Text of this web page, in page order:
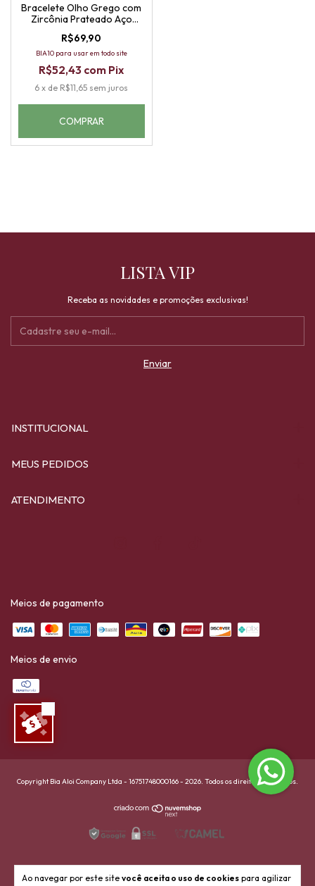
Ao navegar por este site você aceita o uso de cookies para agilizar
Bracelete Olho Grego com
Zircônia Prateado Aço
Inoxidável
R$69,90
BIA10 para usar em todo site
R$52,43 com Pix
6 x de R$11,65 sem juros
LISTA VIP
Receba as novidades e promoções exclusivas!
INSTITUCIONAL
MEUS PEDIDOS
ATENDIMENTO
Meios de pagamento
Meios de envio
Copyright Bia Aloi Company Ltda - 16751748000166 - 2026. Todos os direitos reservados.